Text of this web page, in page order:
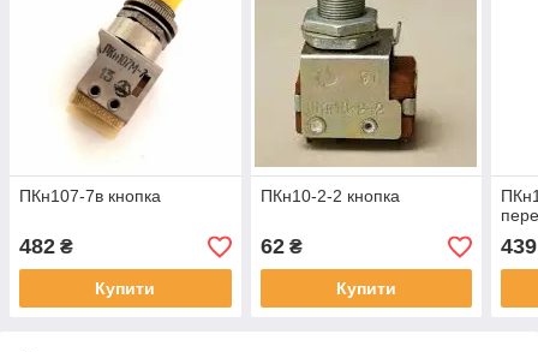
ПКн107-7в кнопка
482 ₴
Купити
ПКн10-2-2 кнопка
62₴
Купити
439